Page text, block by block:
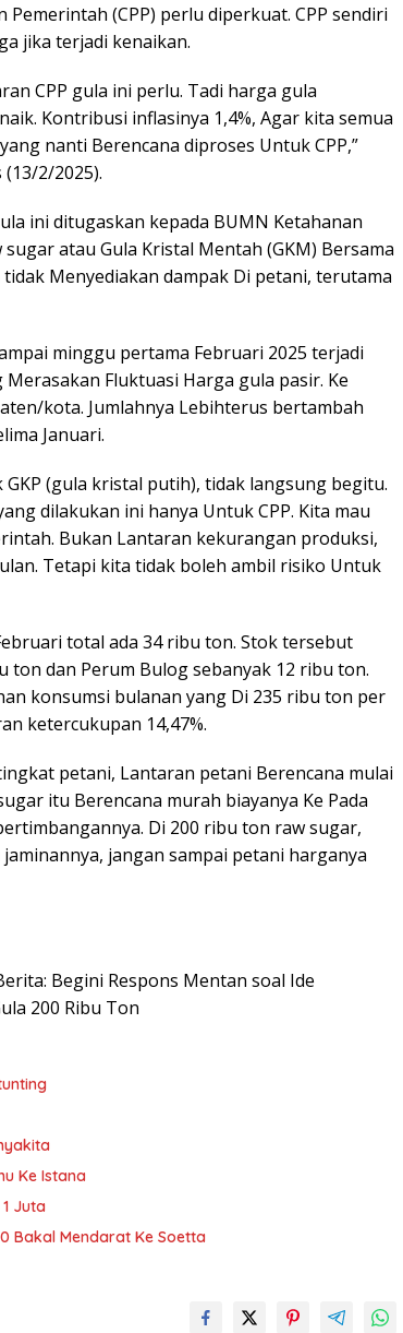
(CPP) perlu diperkuat. CPP sendiri
jika terjadi kenaikan.
CPP gula ini perlu. Tadi harga gula
Kontribusi inflasinya 1,4%, Agar kita semua
nanti Berencana diproses Untuk CPP,”
2/2025).
ini ditugaskan kepada BUMN Ketahanan
atau Gula Kristal Mentah (GKM) Bersama
Menyediakan dampak Di petani, terutama
minggu pertama Februari 2025 terjadi
Fluktuasi Harga gula pasir. Ke
kota. Jumlahnya Lebihterus bertambah
Januari.
(gula kristal putih), tidak langsung begitu.
dilakukan ini hanya Untuk CPP. Kita mau
Bukan Lantaran kekurangan produksi,
Tetapi kita tidak boleh ambil risiko Untuk
total ada 34 ribu ton. Stok tersebut
ton dan Perum Bulog sebanyak 12 ribu ton.
konsumsi bulanan yang Di 235 ribu ton per
ketercukupan 14,47%.
petani, Lantaran petani Berencana mulai
itu Berencana murah biayanya Ke Pada
Di 200 ribu ton raw sugar,
jangan sampai petani harganya
Begini Respons Mentan soal Ide
200 Ribu Ton
Ke Istana
Juta
Bakal Mendarat Ke Soetta